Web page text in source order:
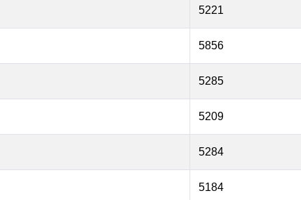
5221
5856
5285
5209
5284
5184